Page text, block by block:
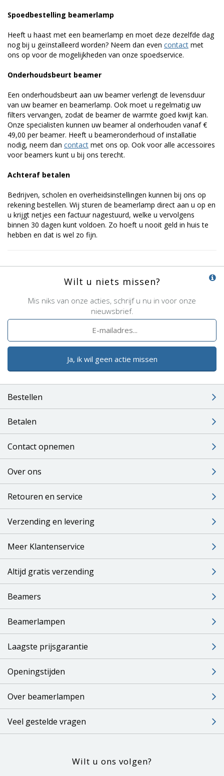
Spoedbestelling beamerlamp
Heeft u haast met een beamerlamp en moet deze dezelfde dag
nog bij u geïnstalleerd worden? Neem dan even contact met
ons op voor de mogelijkheden van onze spoedservice.
Onderhoudsbeurt beamer
Een onderhoudsbeurt aan uw beamer verlengt de levensduur
van uw beamer en beamerlamp. Ook moet u regelmatig uw
filters vervangen, zodat de beamer de warmte goed kwijt kan.
Onze specialisten kunnen uw beamer al onderhouden vanaf €
49,00 per beamer. Heeft u beameronderhoud of installatie
nodig, neem dan contact met ons op. Ook voor alle accessoires
voor beamers kunt u bij ons terecht.
Achteraf betalen
Bedrijven, scholen en overheidsinstellingen kunnen bij ons op
rekening bestellen. Wij sturen de beamerlamp direct aan u op en
u krijgt netjes een factuur nagestuurd, welke u vervolgens
binnen 30 dagen kunt voldoen. Zo hoeft u nooit geld in huis te
hebben en dat is wel zo fijn.
Wilt u niets missen?
Mis niks van onze acties, schrijf u nu in voor onze
nieuwsbrief.
Ja, ik wil geen actie missen
Bestellen
Betalen
Contact opnemen
Over ons
Retouren en service
Verzending en levering
Meer Klantenservice
Altijd gratis verzending
Beamers
Beamerlampen
Laagste prijsgarantie
Openingstijden
Over beamerlampen
Veel gestelde vragen
Wilt u ons volgen?